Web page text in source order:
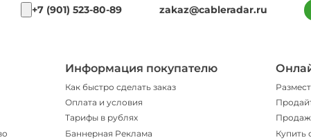
+7 (901) 523-80-89 zakaz@cableradar.ru
Информация покупателю
Как быстро сделать заказ
Оплата и условия
Тарифы в рублях
Баннерная Реклама
Купить